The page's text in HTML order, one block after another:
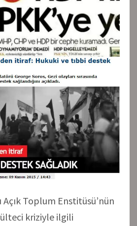
Toplum Enstitüsü’nün
kriziyle ilgili